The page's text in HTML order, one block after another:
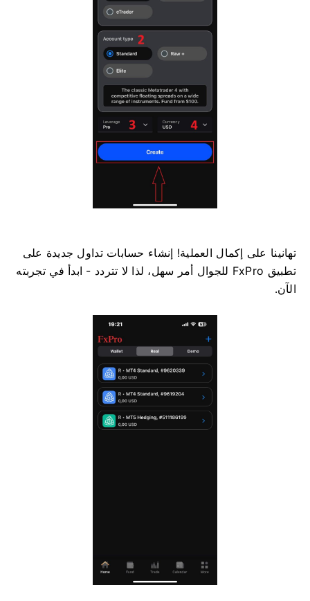
تهانينا على إكمال العملية! إنشاء حسابات تداول جديدة على
تطبيق FxPro للجوال أمر سهل، لذا لا تتردد - ابدأ في تجربته
الآن.